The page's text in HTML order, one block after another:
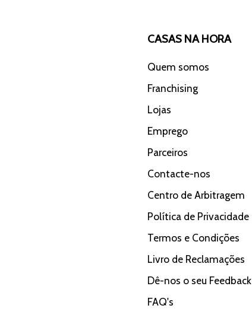
CASAS NA HORA
Quem somos
Franchising
Lojas
Emprego
Parceiros
Contacte-nos
Centro de Arbitragem
Política de Privacidade
Termos e Condições
Livro de Reclamações
Dê-nos o seu Feedback
FAQ's